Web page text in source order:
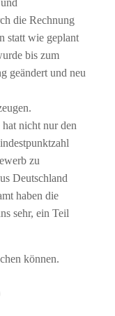
die Rechnung
statt wie geplant
bis zum
geändert und neu
nicht nur den
zu
Deutschland
haben die
sehr, ein Teil
können.